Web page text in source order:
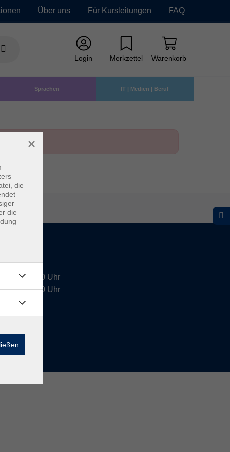
Über uns Für Kursleitungen FAQ
Login Merkzettel Warenkorb
Sprachen IT | Medien | Beruf
- 16:00 Uhr
9:00 - 12:30 Uhr
die
die
×